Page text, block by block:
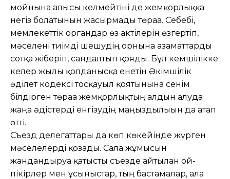
мойнына алғысы келмейтіні де жемқорлыққа
негіз болатынын жасырмады төраға. Себебі,
мемлекеттік органдар өз актілерін өзгертіп,
мәселені тиімді шешудің орнына азаматтарды
сотқа жіберіп, сандалтып қояды. Бұл кемшілікке
келер жылы қолданысқа енетін Әкімшілік
әділет кодексі тосқауыл қоятынына сенім
білдірген төраға жемқорлықтың алдын алуда
жаңа әдістерді енгізудің маңыздылығын да атап
өтті.
Съезд делегаттары да көп көкейінде жүрген
мәселелерді қозғады. Сала жұмысын
жандандыруға қатысты съезде айтылған ой-
пікірлер мен ұсыныстар, тың бастамалар, алға